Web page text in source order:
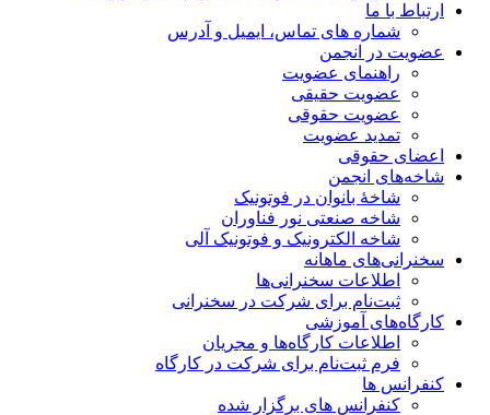
ارتباط با ما
شماره های تماس، ایمیل و آدرس
عضویت در انجمن
راهنمای عضویت
عضویت حقیقی
عضویت حقوقی
تمدید عضویت
اعضای حقوقی
شاخه‌های انجمن
شاخۀ بانوان در فوتونیک
شاخه صنعتی نور فناوران
شاخه‌ الکترونیک و فوتونیک آلی
سخنرانی‌های ماهانه
اطلاعات سخنرانی‌‌ها
ثبت‌نام برای شرکت در سخنرانی
کارگاه‌های آموزشی
اطلاعات کارگاه‌ها و مجریان
فرم ثبت‌نام برای شرکت در کارگاه
کنفرانس ها
کنفرانس های برگزار شده